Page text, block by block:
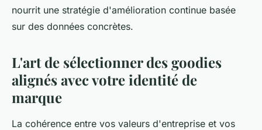
nourrit une stratégie d'amélioration continue basée
sur des données concrètes.
L'art de sélectionner des goodies
alignés avec votre identité de
marque
La cohérence entre vos valeurs d'entreprise et vos